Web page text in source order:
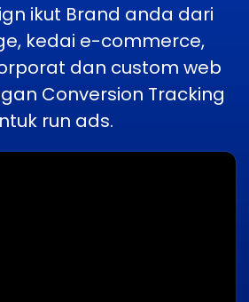
ikut Brand anda dari
kedai e-commerce,
dan custom web
Conversion Tracking
run ads.